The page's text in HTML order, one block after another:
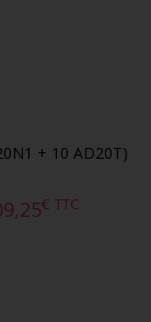
+ 10 AD20T)
€ TTC